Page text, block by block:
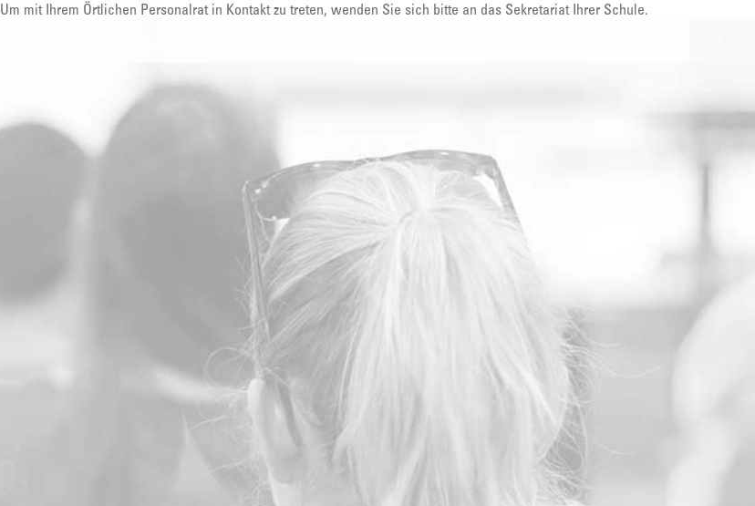
Um mit Ihrem Örtlichen Personalrat in Kontakt zu treten, wenden Sie sich bitte an das Sekretariat Ihrer Schule.